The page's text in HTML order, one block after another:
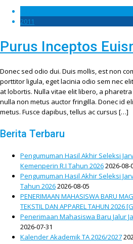
2011
Purus Inceptos
Donec sed odio dui. Duis mollis, est non
porttitor ligula, eget lacinia odio sem nec
at lobortis. Nulla vitae elit libero, a
nulla non metus auctor fringilla. Donec id
metus. Fusce dapibus, tellus ac cursus […]
Berita Terbaru
Pengumuman Hasil Akhir Seleksi
Kemenperin R.I Tahun 20262026-08-
Pengumuman Hasil Akhir Seleksi
Tahun 20262026-08-05
PENERIMAAN MAHASISWA BARU
TEKSTIL DAN APPAREL TAHUN 2026
Penerimaan Mahasiswa Baru Jalur
2026-07-31
Kalender Akademik TA 2026/2027